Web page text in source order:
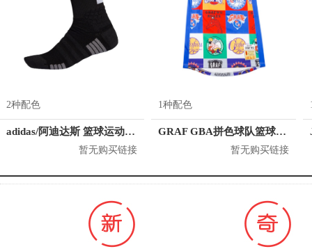
2种配色
adidas/阿迪达斯 篮球运动袜 EH8741
暂无购买链接
1种配色
GRAF GBA拼色球队篮球背心球衣 男女同款
暂无购买链接